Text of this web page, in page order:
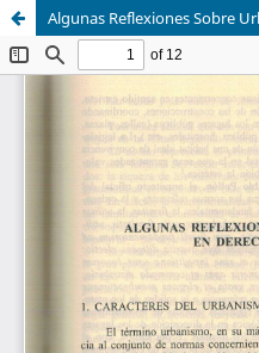
Algunas Reflexiones Sobre